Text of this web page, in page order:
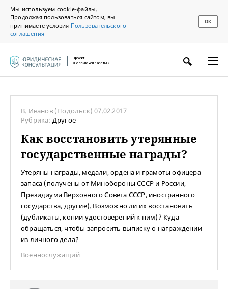
Мы используем cookie-файлы.
Продолжая пользоваться сайтом, вы
принимаете условия Пользовательского
соглашения
ОК
Проект
«Российской газеты»
В. Иванов (Подольск)07.02.2017
Рубрика: Другое
Как восстановить утерянные
государственные награды?
Утеряны награды, медали, ордена и грамоты офицера
запаса (получены от Минобороны СССР и России,
Президиума Верховного Совета СССР, иностранного
государства, другие). Возможно ли их восстановить
(дубликаты, копии удостоверений к ним)? Куда
обращаться, чтобы запросить выписку о награждении
из личного дела?
Военнослужащий